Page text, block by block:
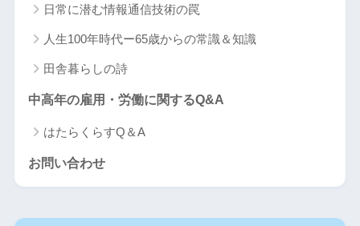
日常に潜む情報通信技術の罠
人生100年時代ー65歳からの常識＆知識
田舎暮らしの詩
中高年の雇用・労働に関するQ&A
はたらくらすQ＆A
お問い合わせ